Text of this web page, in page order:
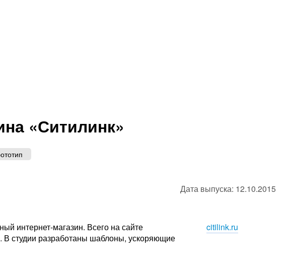
«Ситилинк»
Дата выпуска: 12.10.2015
интернет-магазин. Всего на сайте
В студии разработаны шаблоны, ускоряющие
citilink.ru